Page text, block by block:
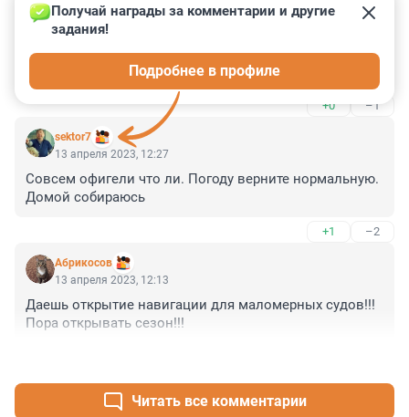
Гость
+0 –1
sektor7
Получай награды за комментарии и другие
задания!
Подробнее в профиле
13 апреля 2023, 12:27
Совсем офигели что ли. Погоду верните нормальную.
Домой собираюсь
+1 –2
Абрикосов
13 апреля 2023, 12:13
Даешь открытие навигации для маломерных судов!!!
Пора открывать сезон!!!
Читать все комментарии